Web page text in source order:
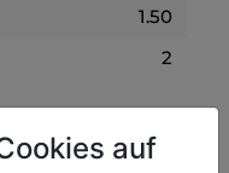
1.50
2
auf